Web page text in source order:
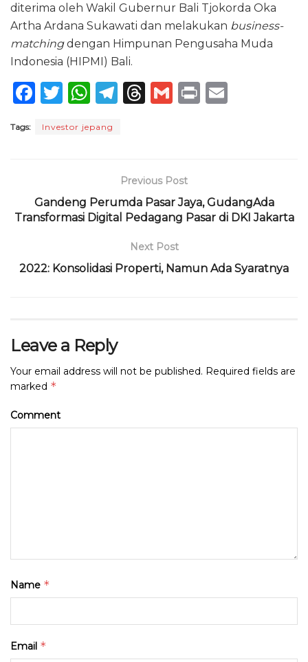
diterima oleh Wakil Gubernur Bali Tjokorda Oka
Artha Ardana Sukawati dan melakukan business-
matchingdengan Himpunan Pengusaha Muda
Indonesia (HIPMI) Bali.
F
c
o
o
T
it
W
a
p
p
T
ra
m
T
d
s
G P
Tags: Investor jepang
Previous Post
Gandeng Perumda Pasar Jaya, GudangAda
Transformasi Digital Pedagang Pasar di DKI Jakarta
Next Post
2022: Konsolidasi Properti, Namun Ada Syaratnya
Leave a Reply
Your email address will not be published. Required fields are
marked *
Comment
Name *
Email *